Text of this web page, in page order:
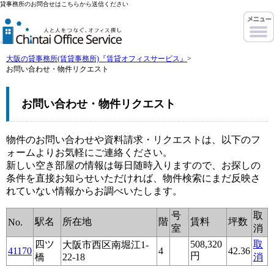
貸事務所のお問合せはこちらから送信ください
大阪の貸事務所(賃貸事務所)『賃貸オフィスサービス』 >
お問い合わせ・物件リクエスト
お問い合わせ・物件リクエスト
物件のお問い合わせや資料請求・リクエストは、以下のフ
ォームよりお気軽にご連絡ください。
新しい空き部屋の情報は毎日随時入りますので、お探しの
条件を直接お知らせいただければ、物件検索にまだ反映さ
れていない情報からお調べいたします。
No. 駅名 所在地 階
号
室
賃料 坪数
取
消
41170
四ツ
橋
大阪市西区南堀江1-
22-18
4
508,320
円
42.36
取
消